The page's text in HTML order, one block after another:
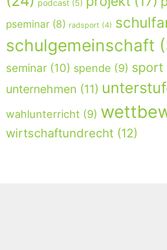
podcast (5)
pseminar (8) radsport (4)
schulgemeinschaft
seminar (10) spende (9) sport
unternehmen (11)
wahlunterricht (9)
wirtschaftundrecht (12)